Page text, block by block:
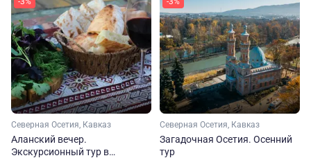
Северная Осетия, Кавказ
Аланский вечер.
Экскурсионный тур в
Северная Осетия, Кавказ
Загадочная Осетия. Осенний
тур